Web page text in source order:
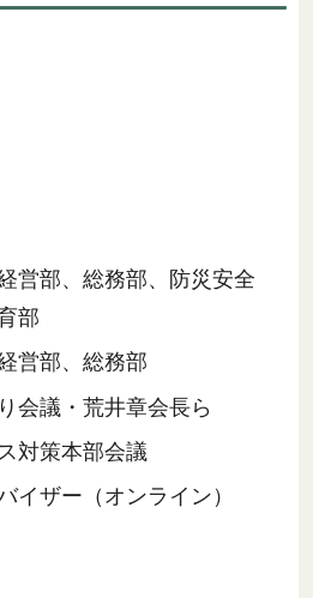
営部、総務部、防災安全
部
営部、総務部
会議・荒井章会長ら
対策本部会議
ザー（オンライン）